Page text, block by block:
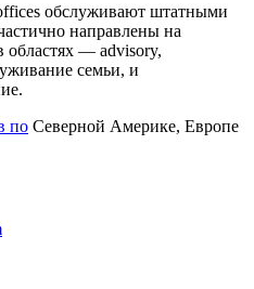
обслуживают штатными
направлены на
областях — advisory,
семьи, и
по Северной Америке, Европе